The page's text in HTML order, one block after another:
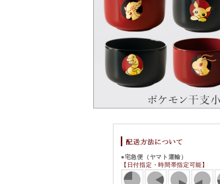
●宅急便（ヤマト運輸）
【日付指定・時間帯指定可能】